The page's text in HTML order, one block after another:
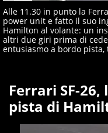
Alle 11.30 in punto la
power unit e fatto il suo
Hamilton al volante: un
altri due giri prima di
entusiasmo a bordo
Ferrari SF-
pista di